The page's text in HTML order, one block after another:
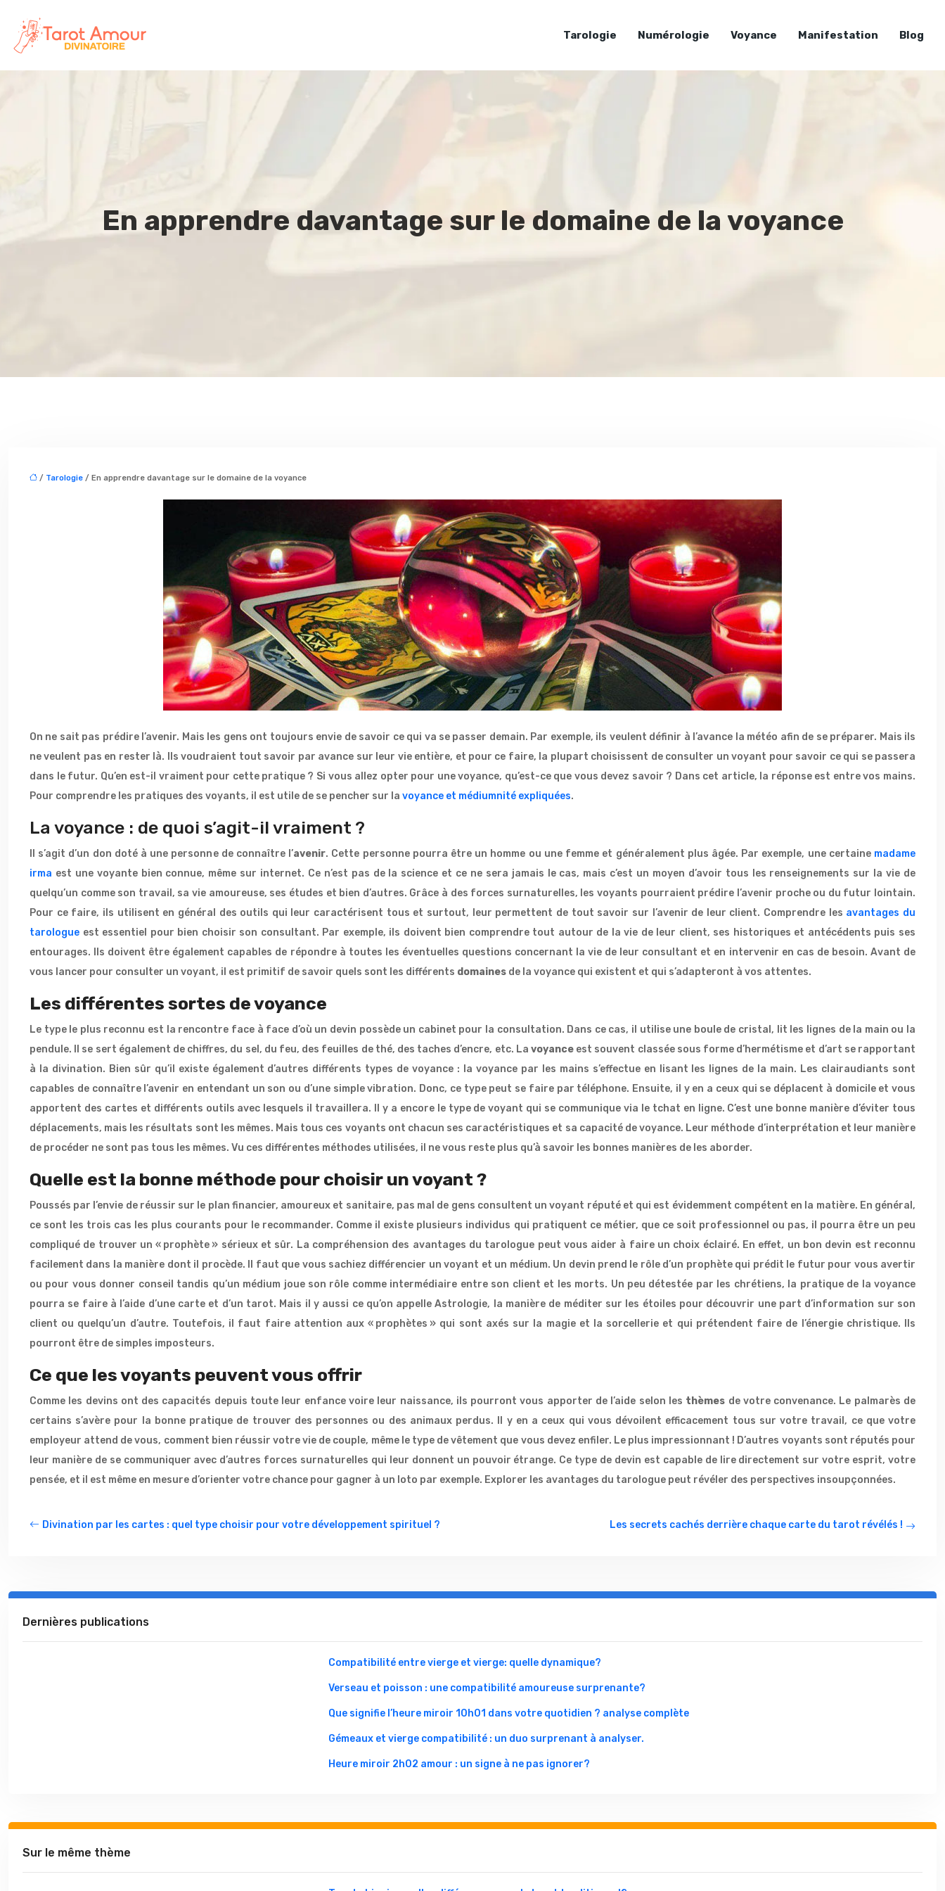
Tarologie Numérologie Voyance Manifestation Blog
En apprendre davantage sur le domaine de la voyance
/ Tarologie / En apprendre davantage sur le domaine de la voyance
On ne sait pas prédire l’avenir. Mais les gens ont toujours envie de savoir ce qui va se passer demain. Par exemple, ils veulent définir à l’avance la météo afin de se préparer. Mais ils
ne veulent pas en rester là. Ils voudraient tout savoir par avance sur leur vie entière, et pour ce faire, la plupart choisissent de consulter un voyant pour savoir ce qui se passera
dans le futur. Qu’en est-il vraiment pour cette pratique ? Si vous allez opter pour une voyance, qu’est-ce que vous devez savoir ? Dans cet article, la réponse est entre vos mains.
Pour comprendre les pratiques des voyants, il est utile de se pencher sur la voyance et médiumnité expliquées.
La voyance : de quoi s’agit-il vraiment ?
Il s’agit d’un don doté à une personne de connaître l’avenir. Cette personne pourra être un homme ou une femme et généralement plus âgée. Par exemple, une certaine madame
irma est une voyante bien connue, même sur internet. Ce n’est pas de la science et ce ne sera jamais le cas, mais c’est un moyen d’avoir tous les renseignements sur la vie de
quelqu’un comme son travail, sa vie amoureuse, ses études et bien d’autres. Grâce à des forces surnaturelles, les voyants pourraient prédire l’avenir proche ou du futur lointain.
Pour ce faire, ils utilisent en général des outils qui leur caractérisent tous et surtout, leur permettent de tout savoir sur l’avenir de leur client. Comprendre les avantages du
tarologue est essentiel pour bien choisir son consultant. Par exemple, ils doivent bien comprendre tout autour de la vie de leur client, ses historiques et antécédents puis ses
entourages. Ils doivent être également capables de répondre à toutes les éventuelles questions concernant la vie de leur consultant et en intervenir en cas de besoin. Avant de
vous lancer pour consulter un voyant, il est primitif de savoir quels sont les différents domaines de la voyance qui existent et qui s’adapteront à vos attentes.
Les différentes sortes de voyance
Le type le plus reconnu est la rencontre face à face d’où un devin possède un cabinet pour la consultation. Dans ce cas, il utilise une boule de cristal, lit les lignes de la main ou la
pendule. Il se sert également de chiffres, du sel, du feu, des feuilles de thé, des taches d’encre, etc. La voyance est souvent classée sous forme d’hermétisme et d’art se rapportant
à la divination. Bien sûr qu’il existe également d’autres différents types de voyance : la voyance par les mains s’effectue en lisant les lignes de la main. Les clairaudiants sont
capables de connaître l’avenir en entendant un son ou d’une simple vibration. Donc, ce type peut se faire par téléphone. Ensuite, il y en a ceux qui se déplacent à domicile et vous
apportent des cartes et différents outils avec lesquels il travaillera. Il y a encore le type de voyant qui se communique via le tchat en ligne. C’est une bonne manière d’éviter tous
déplacements, mais les résultats sont les mêmes. Mais tous ces voyants ont chacun ses caractéristiques et sa capacité de voyance. Leur méthode d’interprétation et leur manière
de procéder ne sont pas tous les mêmes. Vu ces différentes méthodes utilisées, il ne vous reste plus qu’à savoir les bonnes manières de les aborder.
Quelle est la bonne méthode pour choisir un voyant ?
Poussés par l’envie de réussir sur le plan financier, amoureux et sanitaire, pas mal de gens consultent un voyant réputé et qui est évidemment compétent en la matière. En général,
ce sont les trois cas les plus courants pour le recommander. Comme il existe plusieurs individus qui pratiquent ce métier, que ce soit professionnel ou pas, il pourra être un peu
compliqué de trouver un « prophète » sérieux et sûr. La compréhension des avantages du tarologue peut vous aider à faire un choix éclairé. En effet, un bon devin est reconnu
facilement dans la manière dont il procède. Il faut que vous sachiez différencier un voyant et un médium. Un devin prend le rôle d’un prophète qui prédit le futur pour vous avertir
ou pour vous donner conseil tandis qu’un médium joue son rôle comme intermédiaire entre son client et les morts. Un peu détestée par les chrétiens, la pratique de la voyance
pourra se faire à l’aide d’une carte et d’un tarot. Mais il y aussi ce qu’on appelle Astrologie, la manière de méditer sur les étoiles pour découvrir une part d’information sur son
client ou quelqu’un d’autre. Toutefois, il faut faire attention aux « prophètes » qui sont axés sur la magie et la sorcellerie et qui prétendent faire de l’énergie christique. Ils
pourront être de simples imposteurs.
Ce que les voyants peuvent vous offrir
Comme les devins ont des capacités depuis toute leur enfance voire leur naissance, ils pourront vous apporter de l’aide selon les thèmes de votre convenance. Le palmarès de
certains s’avère pour la bonne pratique de trouver des personnes ou des animaux perdus. Il y en a ceux qui vous dévoilent efficacement tous sur votre travail, ce que votre
employeur attend de vous, comment bien réussir votre vie de couple, même le type de vêtement que vous devez enfiler. Le plus impressionnant ! D’autres voyants sont réputés pour
leur manière de se communiquer avec d’autres forces surnaturelles qui leur donnent un pouvoir étrange. Ce type de devin est capable de lire directement sur votre esprit, votre
pensée, et il est même en mesure d’orienter votre chance pour gagner à un loto par exemple. Explorer les avantages du tarologue peut révéler des perspectives insoupçonnées.
Divination par les cartes : quel type choisir pour votre développement spirituel ? Les secrets cachés derrière chaque carte du tarot révélés !
Dernières publications
Compatibilité entre vierge et vierge: quelle dynamique?
Verseau et poisson : une compatibilité amoureuse surprenante?
Que signifie l’heure miroir 10h01 dans votre quotidien ? analyse complète
Gémeaux et vierge compatibilité : un duo surprenant à analyser.
Heure miroir 2h02 amour : un signe à ne pas ignorer?
Sur le même thème